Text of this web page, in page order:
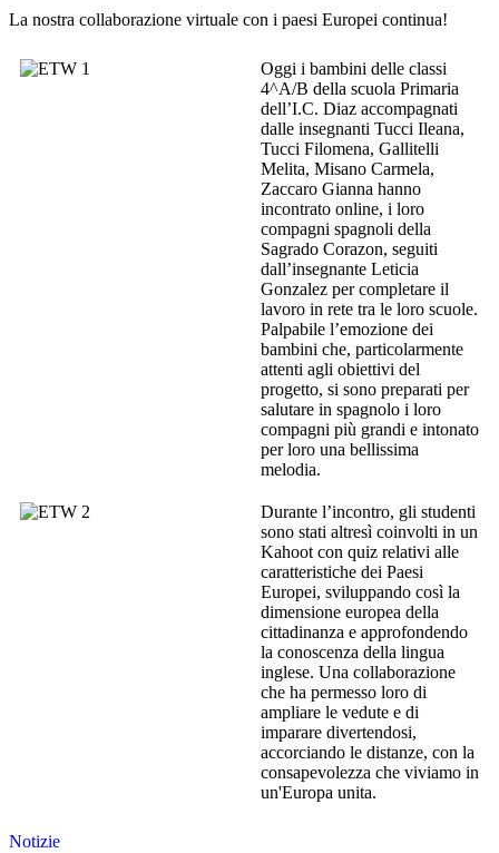
La nostra collaborazione virtuale con i paesi Europei continua!
Oggi i bambini delle classi
4^A/B della scuola Primaria
dell’I.C. Diaz accompagnati
dalle insegnanti Tucci Ileana,
Tucci Filomena, Gallitelli
Melita, Misano Carmela,
Zaccaro Gianna hanno
incontrato online, i loro
compagni spagnoli della
Sagrado Corazon, seguiti
dall’insegnante Leticia
Gonzalez per completare il
lavoro in rete tra le loro scuole.
Palpabile l’emozione dei
bambini che, particolarmente
attenti agli obiettivi del
progetto, si sono preparati per
salutare in spagnolo i loro
compagni più grandi e intonato
per loro una bellissima
melodia.
Durante l’incontro, gli studenti
sono stati altresì coinvolti in un
Kahoot con quiz relativi alle
caratteristiche dei Paesi
Europei, sviluppando così la
dimensione europea della
cittadinanza e approfondendo
la conoscenza della lingua
inglese. Una collaborazione
che ha permesso loro di
ampliare le vedute e di
imparare divertendosi,
accorciando le distanze, con la
consapevolezza che viviamo in
un'Europa unita.
Notizie